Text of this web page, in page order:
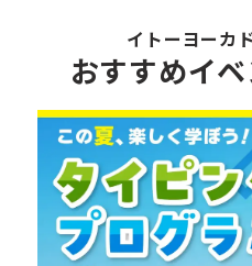
イトーヨーカ
おすすめイ